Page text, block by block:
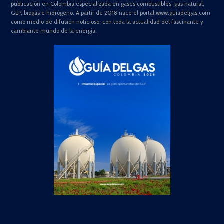
publicación en Colombia especializada en gases combustibles: gas natural,
GLP, biogás e hidrógeno. A partir de 2018 nace el portal www.guiadelgas.com
como medio de difusión noticioso, con toda la actualidad del fascinante y
cambiante mundo de la energía.